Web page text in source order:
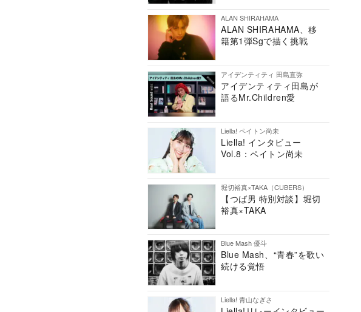
ALAN SHIRAHAMA
ALAN SHIRAHAMA、移
籍第1弾Sgで描く挑戦
アイデンティティ 田島直弥
アイデンティティ田島が
語るMr.Children愛
Liella! ペイトン尚未
Liella! インタビュー
Vol.8：ペイトン尚未
堀切裕真×TAKA（CUBERS）
【つば男 特別対談】堀切
裕真×TAKA
Blue Mash 優斗
Blue Mash、“青春”を歌い
続ける覚悟
Liella! 青山なぎさ